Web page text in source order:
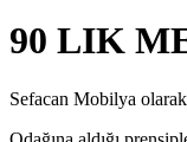
90 LIK
Sefacan Mobilya